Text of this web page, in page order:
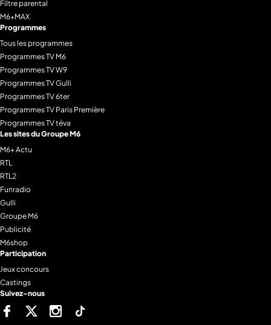
Filtre parental
M6+MAX
Programmes
Tous les programmes
Programmes TV M6
Programmes TV W9
Programmes TV Gulli
Programmes TV 6ter
Programmes TV Paris Première
Programmes TV téva
Les sites du Groupe M6
M6+ Actu
RTL
RTL2
Funradio
Gulli
Groupe M6
Publicité
M6shop
Participation
Jeux concours
Castings
Suivez-nous
FacebookTwitter Instagram